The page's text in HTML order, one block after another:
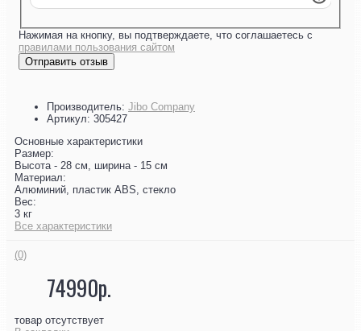
Нажимая на кнопку, вы подтверждаете, что соглашаетесь с
правилами пользования сайтом
Отправить отзыв
Производитель: Jibo Company
Артикул: 305427
Основные характеристики
Размер:
Высота - 28 см, ширина - 15 см
Материал:
Алюминий, пластик ABS, стекло
Вес:
3 кг
Все характеристики
(0)
74990р.
товар отсутствует